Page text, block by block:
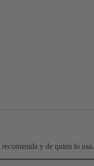
y de quien lo usa.